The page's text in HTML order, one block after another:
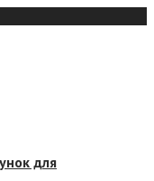
для